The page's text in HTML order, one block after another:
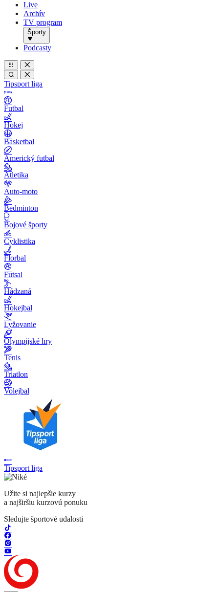
Live
Archív
TV program
Športy
Podcasty
Tipsport liga
Futbal
Hokej
Basketbal
Americký futbal
Atletika
Auto-moto
Bedminton
Bojové športy
Cyklistika
Florbal
Futsal
Hádzaná
Hokejbal
Lyžovanie
Olympijské hry
Tenis
Triatlon
Volejbal
Tipsport liga
Užite si najlepšie kurzy
a najširšiu kurzovú ponuku
Sledujte športové udalosti